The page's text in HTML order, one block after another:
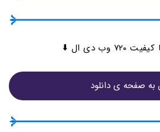
وب دی ال ⬇️
به صفحه ی دانلود